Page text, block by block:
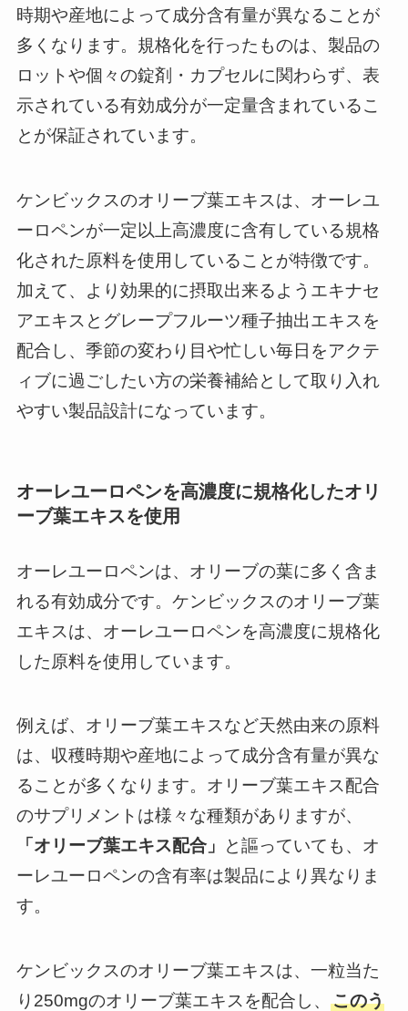
時期や産地によって成分含有量が異なることが
多くなります。規格化を行ったものは、製品の
ロットや個々の錠剤・カプセルに関わらず、表
示されている有効成分が一定量含まれているこ
とが保証されています。
ケンビックスのオリーブ葉エキスは、オーレユ
ーロペンが一定以上高濃度に含有している規格
化された原料を使用していることが特徴です。
加えて、より効果的に摂取出来るようエキナセ
アエキスとグレープフルーツ種子抽出エキスを
配合し、季節の変わり目や忙しい毎日をアクテ
ィブに過ごしたい方の栄養補給として取り入れ
やすい製品設計になっています。
オーレユーロペンを高濃度に規格化したオリ
ーブ葉エキスを使用
オーレユーロペンは、オリーブの葉に多く含ま
れる有効成分です。ケンビックスのオリーブ葉
エキスは、オーレユーロペンを高濃度に規格化
した原料を使用しています。
例えば、オリーブ葉エキスなど天然由来の原料
は、収穫時期や産地によって成分含有量が異な
ることが多くなります。オリーブ葉エキス配合
のサプリメントは様々な種類がありますが、
「オリーブ葉エキス配合」
と謳っていても、オ
ーレユーロペンの含有率は製品により異なりま
す。
ケンビックスのオリーブ葉エキスは、一粒当た
り250mgのオリーブ葉エキスを配合し、 このう